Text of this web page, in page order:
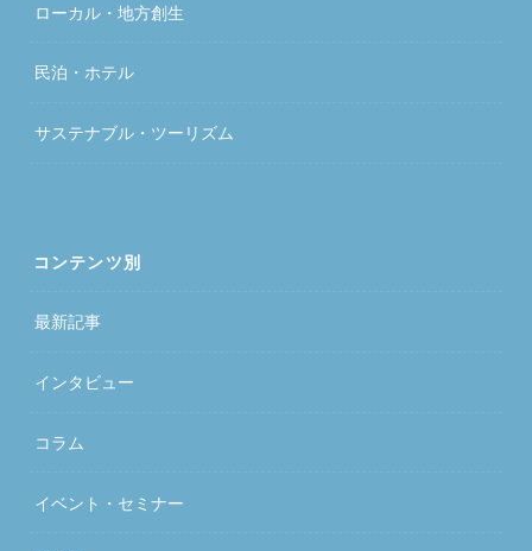
ローカル・地方創生
民泊・ホテル
サステナブル・ツーリズム
コンテンツ別
最新記事
インタビュー
コラム
イベント・セミナー